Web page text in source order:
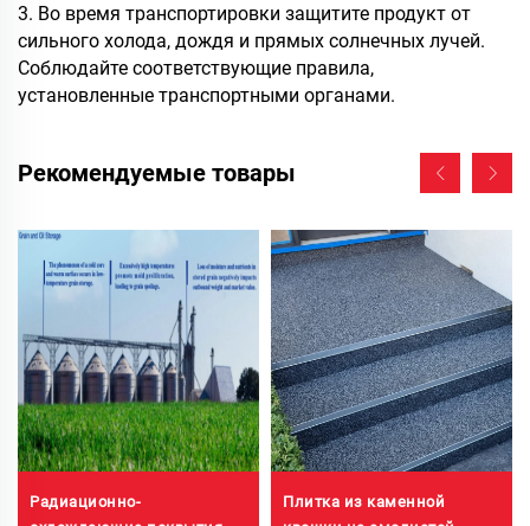
3. Во время транспортировки защитите продукт от
сильного холода, дождя и прямых солнечных лучей.
Соблюдайте соответствующие правила,
установленные транспортными органами.
Рекомендуемые товары
Радиационно-
Плитка из каменной